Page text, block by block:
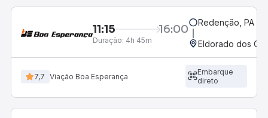
11:15 16:00
Duração: 4h 45m
Redenção, PA
Eldorado dos
7,7 Viação Boa Esperança
Embarque
direto